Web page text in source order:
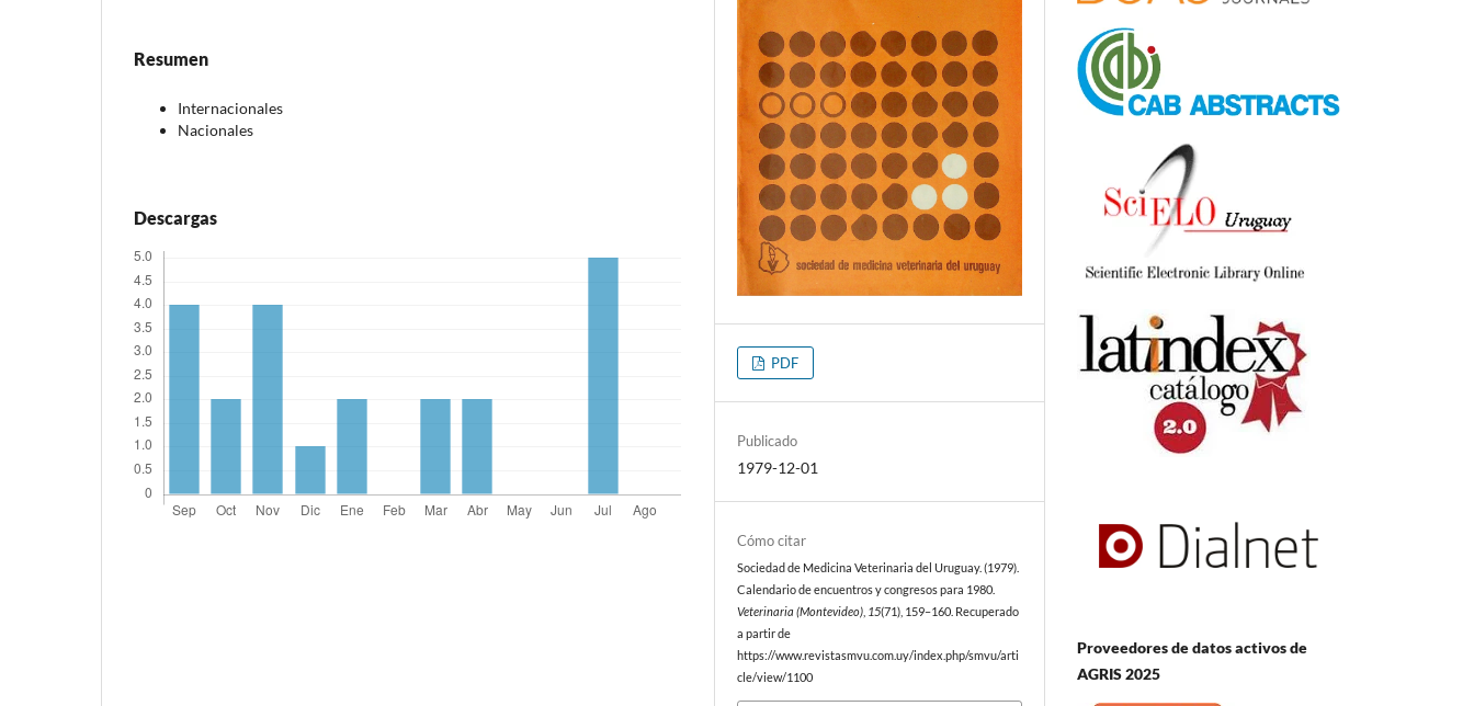
Resumen
Internacionales
Nacionales
Descargas
PDF
Publicado
1979-12-01
Cómo citar
Sociedad de Medicina Veterinaria del Uruguay. (1979).
Calendario de encuentros y congresos para 1980.
Veterinaria (Montevideo) 15(71), 159–160. Recuperado
a partir de
https://www.revistasmvu.com.uy/index.php/smvu/arti
cle/view/1100
Proveedores de datos activos de
AGRIS 2025